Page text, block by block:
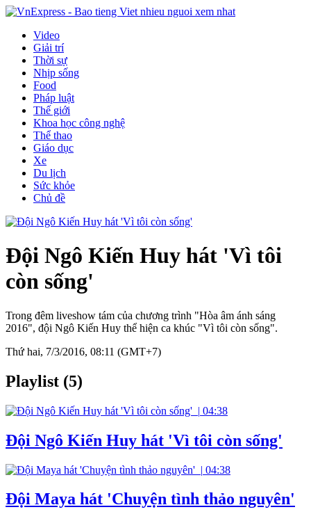
Video
Giải trí
Thời sự
Nhịp sống
Food
Pháp luật
Thế giới
Khoa học công nghệ
Thể thao
Giáo dục
Xe
Du lịch
Sức khỏe
Chủ đề
Đội Ngô Kiến Huy hát 'Vì tôi
còn sống'
Trong đêm liveshow tám của chương trình "Hòa âm ánh sáng
2016", đội Ngô Kiến Huy thể hiện ca khúc "Vì tôi còn sống".
Thứ hai, 7/3/2016, 08:11 (GMT+7)
Playlist (5)
| 04:38
Đội Ngô Kiến Huy hát 'Vì tôi còn sống'
| 04:38
Đội Maya hát 'Chuyện tình thảo nguyên'